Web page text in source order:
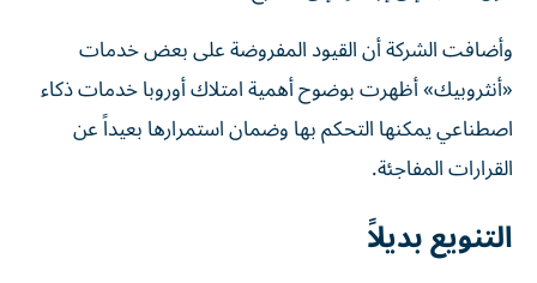
وأضافت الشركة أن القيود المفروضة على بعض خدمات
«أنثروبيك» أظهرت بوضوح أهمية امتلاك أوروبا خدمات ذكاء
اصطناعي يمكنها التحكم بها وضمان استمرارها بعيداً عن
القرارات المفاجئة.
التنويع بديلاً